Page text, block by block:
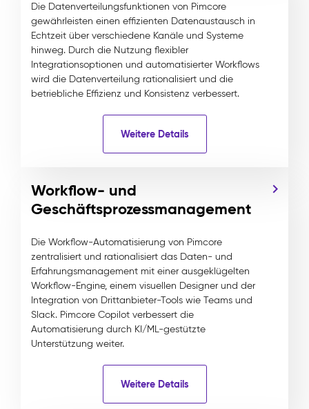
Die Datenverteilungsfunktionen von Pimcore
gewährleisten einen effizienten Datenaustausch in
Echtzeit über verschiedene Kanäle und Systeme
hinweg. Durch die Nutzung flexibler
Integrationsoptionen und automatisierter Workflows
wird die Datenverteilung rationalisiert und die
betriebliche Effizienz und Konsistenz verbessert.
Weitere Details
Workflow- und
Geschäftsprozessmanagement
Die Workflow-Automatisierung von Pimcore
zentralisiert und rationalisiert das Daten- und
Erfahrungsmanagement mit einer ausgeklügelten
Workflow-Engine, einem visuellen Designer und der
Integration von Drittanbieter-Tools wie Teams und
Slack. Pimcore Copilot verbessert die
Automatisierung durch KI/ML-gestützte
Unterstützung weiter.
Weitere Details